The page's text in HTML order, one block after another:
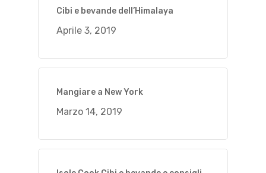
Cibi e bevande dell’Himalaya
Aprile 3, 2019
Mangiare a New York
Marzo 14, 2019